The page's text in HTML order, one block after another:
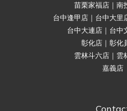
苗栗家福店｜南
台中逢甲店｜台中大里
台中大連店｜台中
彰化店｜彰化
雲林斗六店｜雲
嘉義店